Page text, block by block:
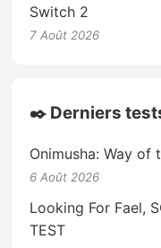
Switch 2
7 Août 2026
✒️ Derniers
Onimusha: Way of
6 Août 2026
Looking For Fael,
TEST